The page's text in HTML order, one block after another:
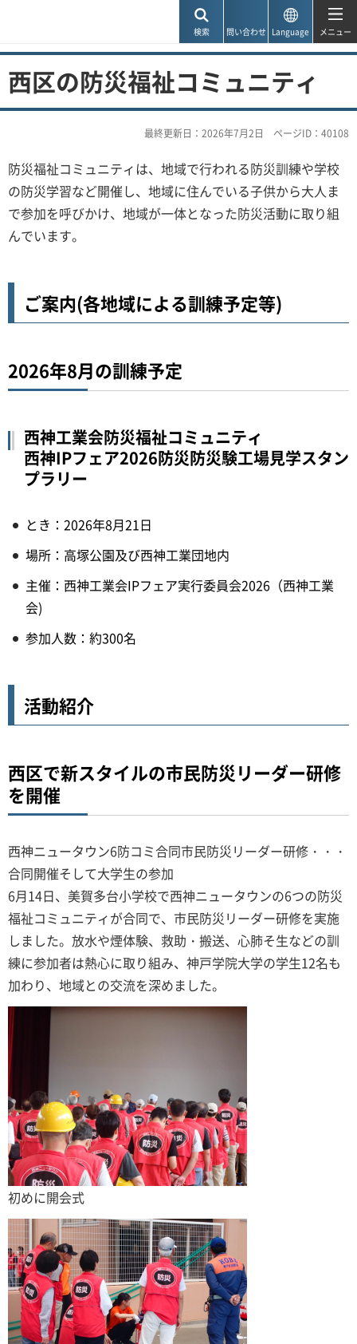
検索 問い合わせ Language メニュー
西区の防災福祉コミュニティ
最終更新日：2026年7月2日 ページID：40108
防災福祉コミュニティは、地域で行われる防災訓練や学校
の防災学習など開催し、地域に住んでいる子供から大人ま
で参加を呼びかけ、地域が一体となった防災活動に取り組
んでいます。
ご案内(各地域による訓練予定等)
2026年8月の訓練予定
西神工業会防災福祉コミュニティ
西神IPフェア2026防災防災験工場見学スタン
プラリー
とき：2026年8月21日
場所：高塚公園及び西神工業団地内
主催：西神工業会IPフェア実行委員会2026（西神工業
会)
参加人数：約300名
活動紹介
西区で新スタイルの市民防災リーダー研修
を開催
西神ニュータウン6防コミ合同市民防災リーダー研修・・・
合同開催そして大学生の参加
6月14日、美賀多台小学校で西神ニュータウンの6つの防災
福祉コミュニティが合同で、市民防災リーダー研修を実施
しました。放水や煙体験、救助・搬送、心肺そ生などの訓
練に参加者は熱心に取り組み、神戸学院大学の学生12名も
加わり、地域との交流を深めました。
初めに開会式